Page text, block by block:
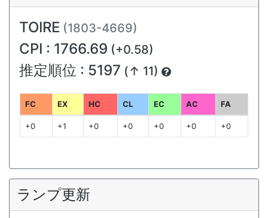
TOIRE (1803-4669)
CPI : 1766.69 (+0.58)
推定順位 : 5197 (↑ 11)
FC EX HC CL EC AC FA
+0 +1 +0 +0 +0 +0 +0
ランプ更新